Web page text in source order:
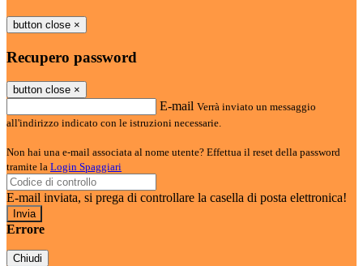
button close ×
Recupero password
button close ×
E-mail Verrà inviato un messaggio
all'indirizzo indicato con le istruzioni necessarie.
Non hai una e-mail associata al nome utente? Effettua il reset della password
tramite la Login Spaggiari
E-mail inviata, si prega di controllare la casella di posta elettronica!
Errore
Chiudi